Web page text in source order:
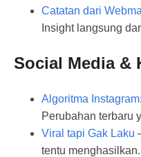
Catatan dari
Insight langsung
Social Media &
Algoritma
Perubahan terbaru
Viral tapi Gak Laku
tentu menghasilkan.